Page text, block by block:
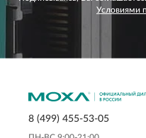
Условиями
8 (499) 455-53-05